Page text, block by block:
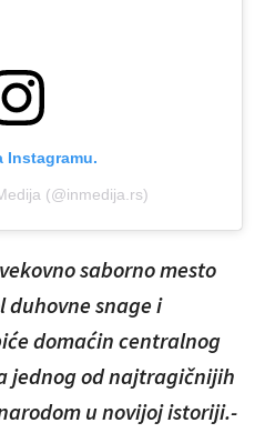
Instagramu.
(@inmedija.rs)
saborno mesto
duhovne snage i
domaćin centralnog
jednog od najtragičnijih
u novijoj istoriji.-